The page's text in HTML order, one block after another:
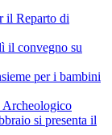
il Reparto di
convegno su
per i bambini
Archeologico
si presenta il